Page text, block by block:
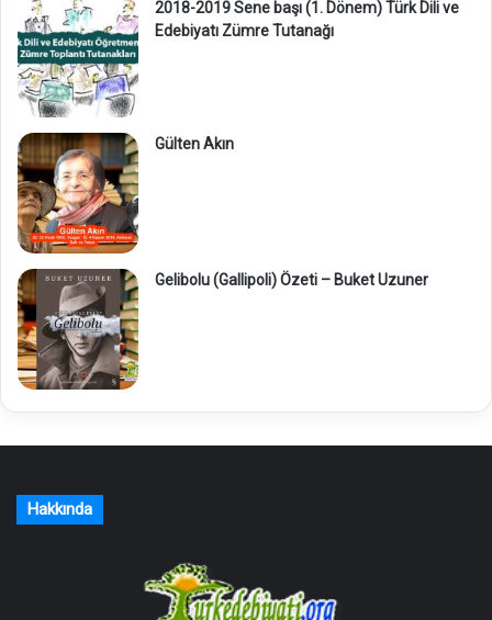
2018-2019 Sene başı (1. Dönem) Türk Dili ve
Edebiyatı Zümre Tutanağı
Gülten Akın
Gelibolu (Gallipoli) Özeti – Buket Uzuner
Hakkında